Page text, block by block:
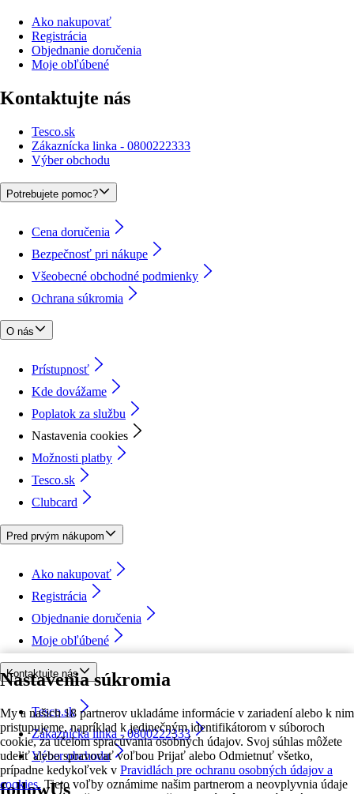
Nastavenia súkromia
My a našich 18 partnerov ukladáme informácie v zariadení alebo k nim
pristupujeme, napríklad k jedinečným identifikátorom v súboroch
cookie, za účelom spracúvania osobných údajov. Svoj súhlas môžete
udeliť alebo spravovať voľbou Prijať alebo Odmietnuť všetko,
prípadne kedykoľvek v Pravidlách pre ochranu osobných údajov a
cookies. Tieto voľby oznámime našim partnerom a neovplyvnia údaje
Ako nakupovať
Registrácia
Objednanie doručenia
Moje obľúbené
Kontaktujte nás
Tesco.sk
Zákaznícka linka - 0800222333
Výber obchodu
Potrebujete pomoc?
Cena doručenia
Bezpečnosť pri nákupe
Všeobecné obchodné podmienky
Ochrana súkromia
O nás
Prístupnosť
Kde dovážame
Poplatok za službu
Nastavenia cookies
Možnosti platby
Tesco.sk
Clubcard
Pred prvým nákupom
Ako nakupovať
Registrácia
Objednanie doručenia
Moje obľúbené
Kontaktujte nás
Tesco.sk
Zákaznícka linka - 0800222333
Výber obchodu
followUs